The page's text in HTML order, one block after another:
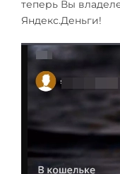
теперь Вы
Яндекс.Деньги!